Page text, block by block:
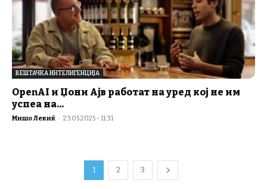
ВЕШТАЧКА ИНТЕЛИГЕНЦИЈА
OpenAI и Џони Ајв работат на уред кој не им
успеа на...
Мишо Лекиќ - 23.05.2025 - 11:31
1 2 3